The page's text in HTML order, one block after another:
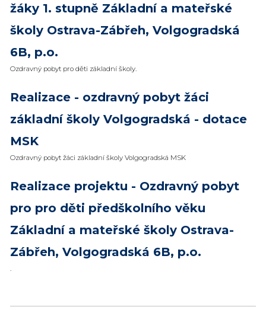
žáky 1. stupně Základní a mateřské
školy Ostrava-Zábřeh, Volgogradská
6B, p.o.
Ozdravný pobyt pro děti základní školy.
Realizace - ozdravný pobyt žáci
základní školy Volgogradská - dotace
MSK
Ozdravný pobyt žáci základní školy Volgogradská MSK
Realizace projektu - Ozdravný pobyt
pro pro děti předškolního věku
Základní a mateřské školy Ostrava-
Zábřeh, Volgogradská 6B, p.o.